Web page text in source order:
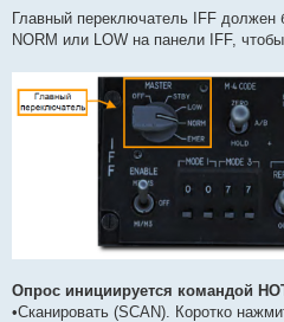
Главный переключатель IFF должен
NORM или LOW на панели IFF,
Опрос инициируется командой
•Сканировать (SCAN). Коротко